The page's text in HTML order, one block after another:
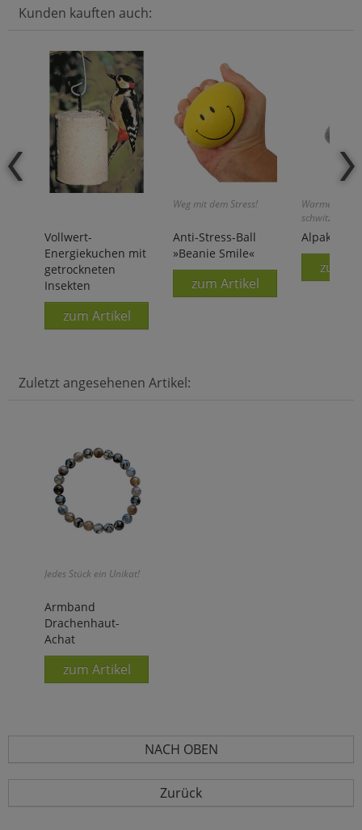
Kunden kauften auch:
Vollwert-
Energiekuchen mit
getrockneten
Insekten
zum Artikel
Weg mit dem Stress!
Anti-Stress-Ball
»Beanie Smile«
zum Artikel
Warme Füße,
schwitzen!
Alpaka-
zum
Zuletzt angesehenen Artikel:
Jedes Stück ein Unikat!
Armband
Drachenhaut-
Achat
zum Artikel
NACH OBEN
Zurück